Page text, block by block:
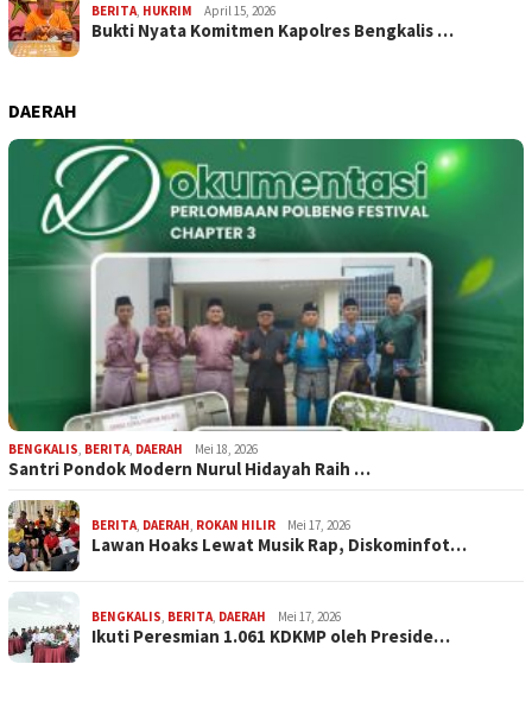
BERITA, HUKRIM April 15, 2026
Bukti Nyata Komitmen Kapolres Bengkalis …
DAERAH
BENGKALIS, BERITA, DAERAH Mei 18, 2026
Santri Pondok Modern Nurul Hidayah Raih …
BERITA, DAERAH, ROKAN HILIR Mei 17, 2026
Lawan Hoaks Lewat Musik Rap, Diskominfot…
BENGKALIS, BERITA, DAERAH Mei 17, 2026
Ikuti Peresmian 1.061 KDKMP oleh Preside…